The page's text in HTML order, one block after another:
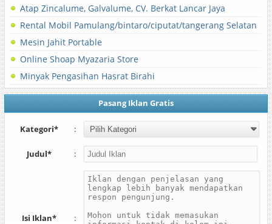
Atap Zincalume, Galvalume, CV. Berkat Lancar Jaya
Rental Mobil Pamulang/bintaro/ciputat/tangerang Selatan
Mesin Jahit Portable
Online Shoap Myazaria Store
Minyak Pengasihan Hasrat Birahi
Pasang Iklan Gratis
Kategori* :
Judul* :
Isi Iklan* :